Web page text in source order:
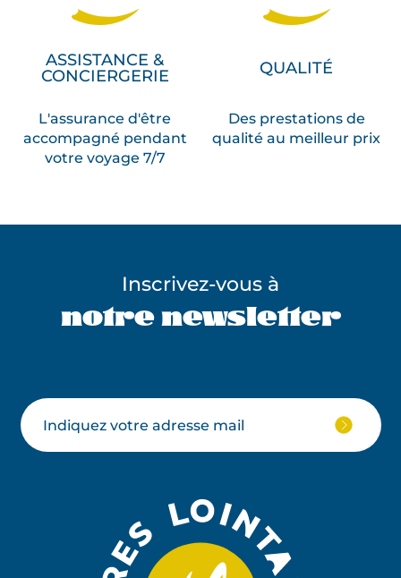
ASSISTANCE &
CONCIERGERIE
L'assurance d'être
accompagné pendant
votre voyage 7/7
QUALITÉ
Des prestations de
qualité au meilleur prix
Inscrivez-vous à
notre newsletter
Votre
email
JE